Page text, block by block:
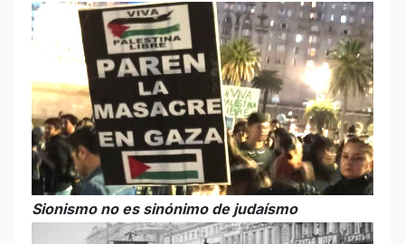
Sionismo no es sinónimo de judaísmo